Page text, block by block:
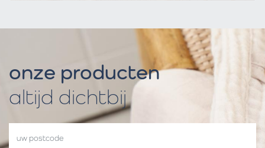
onze producten
altijd dichtbij